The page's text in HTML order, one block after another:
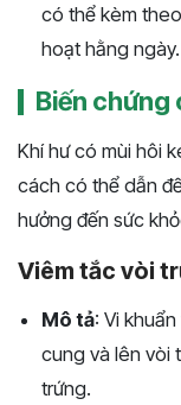
có thể kèm
hoạt hằng ngày.
Biến chứng
Khí hư có mùi hôi
cách có thể dẫn
hưởng đến sức
Viêm tắc vòi
Mô tả: Vi
cung và lên vòi
trứng.